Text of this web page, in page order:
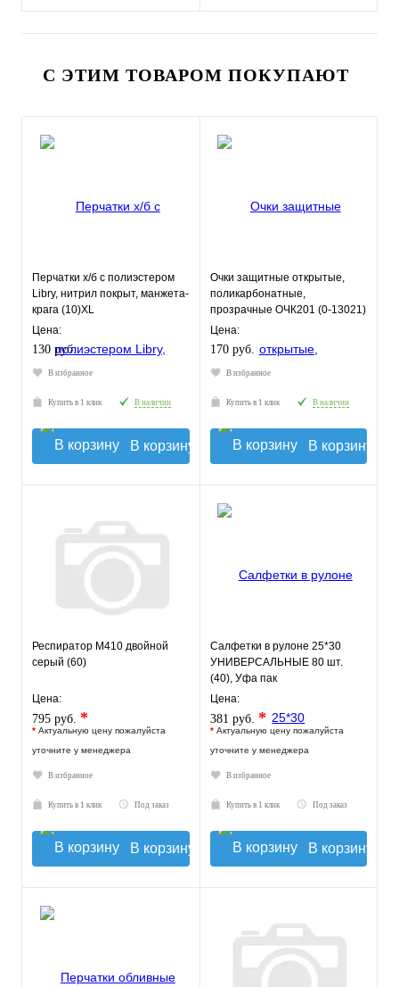
С ЭТИМ ТОВАРОМ ПОКУПАЮТ
Перчатки х/б с полиэстером
Libry, нитрил покрыт, манжета-
крага (10)XL
Цена:
130 руб.
В избранное
Купить в 1 клик В наличии
В корзину
Очки защитные открытые,
поликарбонатные,
прозрачные ОЧК201 (0-13021)
Цена:
170 руб.
В избранное
Купить в 1 клик В наличии
В корзину
Респиратор М410 двойной
серый (60)
Цена:
795 руб. *
* Актуальную цену пожалуйста
уточните у менеджера
В избранное
Купить в 1 клик Под заказ
В корзину
Салфетки в рулоне 25*30
УНИВЕРСАЛЬНЫЕ 80 шт.
(40), Уфа пак
Цена:
381 руб. *
* Актуальную цену пожалуйста
уточните у менеджера
В избранное
Купить в 1 клик Под заказ
В корзину